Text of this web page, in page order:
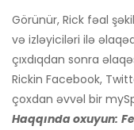
Görünür, Rick fəal
və izləyiciləri ilə
çıxdıqdan sonra
Rickin Facebook,
çoxdan əvvəl bir
Haqqında oxuyun: